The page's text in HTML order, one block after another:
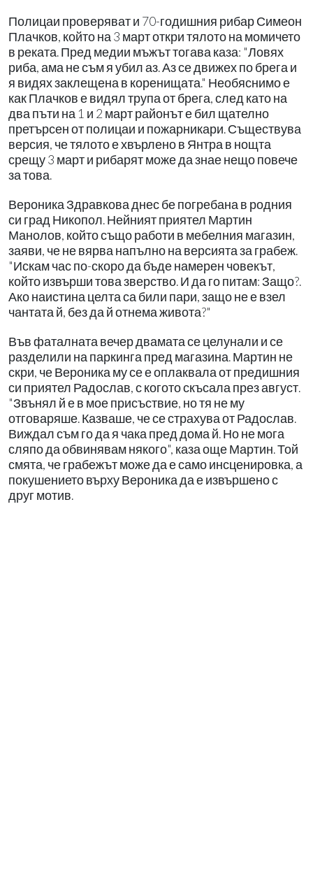
Полицаи проверяват и 70-годишния рибар Симеон
Плачков, който на 3 март откри тялото на момичето
в реката. Пред медии мъжът тогава каза: "Ловях
риба, ама не съм я убил аз. Аз се движех по брега и
я видях заклещена в коренищата." Необяснимо е
как Плачков е видял трупа от брега, след като на
два пъти на 1 и 2 март районът е бил щателно
претърсен от полицаи и пожарникари. Съществува
версия, че тялото е хвърлено в Янтра в нощта
срещу 3 март и рибарят може да знае нещо повече
за това.
Вероника Здравкова днес бе погребана в родния
си град Никопол. Нейният приятел Мартин
Манолов, който също работи в мебелния магазин,
заяви, че не вярва напълно на версията за грабеж.
"Искам час по-скоро да бъде намерен човекът,
който извърши това зверство. И да го питам: Защо?.
Ако наистина целта са били пари, защо не е взел
чантата й, без да й отнема живота?"
Във фаталната вечер двамата се целунали и се
разделили на паркинга пред магазина. Мартин не
скри, че Вероника му се е оплаквала от предишния
си приятел Радослав, с когото скъсала през август.
"Звънял й е в мое присъствие, но тя не му
отговаряше. Казваше, че се страхува от Радослав.
Виждал съм го да я чака пред дома й. Но не мога
сляпо да обвинявам някого", каза още Мартин. Той
смята, че грабежът може да е само инсценировка, а
покушението върху Вероника да е извършено с
друг мотив.